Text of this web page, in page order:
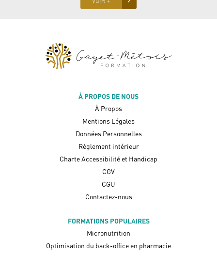
À PROPOS DE NOUS
À Propos
Mentions Légales
Données Personnelles
Règlement intérieur
Charte Accessibilité et Handicap
CGV
CGU
Contactez-nous
FORMATIONS POPULAIRES
Micronutrition
Optimisation du back-office en pharmacie